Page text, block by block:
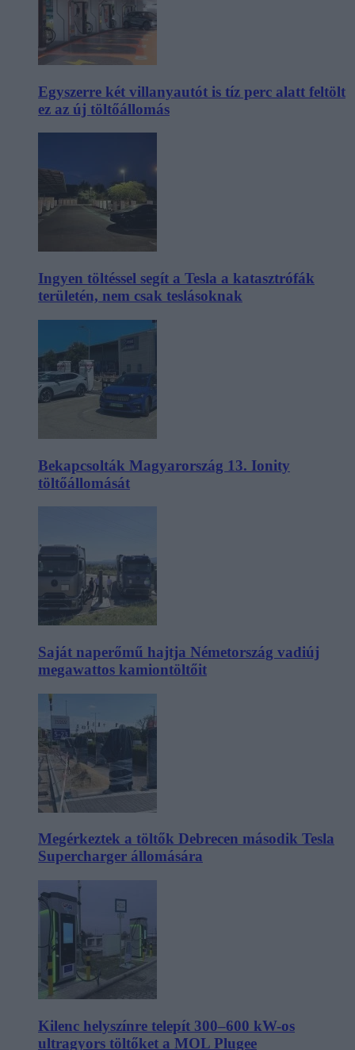
Egyszerre két villanyautót is tíz perc alatt feltölt
ez az új töltőállomás
Ingyen töltéssel segít a Tesla a katasztrófák
területén, nem csak teslásoknak
Bekapcsolták Magyarország 13. Ionity
töltőállomását
Saját naperőmű hajtja Németország vadiúj
megawattos kamiontöltőit
Megérkeztek a töltők Debrecen második Tesla
Supercharger állomására
Kilenc helyszínre telepít 300–600 kW-os
ultragyors töltőket a MOL Plugee